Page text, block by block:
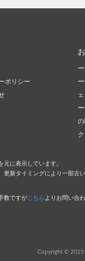
ポリシー
の
に表示しています。
新タイミングにより一部古
数ですが こちら よりお問い合
Copyright © 2025